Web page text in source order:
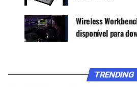
bandas, gravação em local
muitos outros.
Esteja você produzindo,
e configurado para tudo isso.
Wireless
disponível para
TRENDING